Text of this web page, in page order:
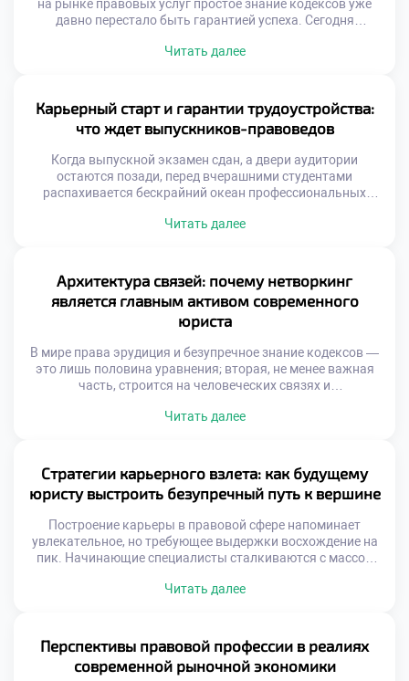
на рынке правовых услуг простое знание кодексов уже
давно перестало быть гарантией успеха. Сегодня
создатель собственной уникальной идентичности,
становится тем самым надежным фундаментом, с
которого начинается построение сильного […]
Читать далее
Карьерный старт и гарантии трудоустройства:
что ждет выпускников-правоведов
Когда выпускной экзамен сдан, а двери аудитории
остаются позади, перед вчерашними студентами
распахивается бескрайний океан профессиональных
легкая тревога: как найти свое место в сложной правовой
план выходят реальные гарантии трудоустройства, ведь
качественное обучение в […]
Читать далее
Архитектура связей: почему нетворкинг
является главным активом современного
юриста
В мире права эрудиция и безупречное знание кодексов —
это лишь половина уравнения; вторая, не менее важная
часть, строится на человеческих связях и
это не статичный список контактов в смартфоне, а
Именно поэтому качественное обучение в московском
техникуме закладывает первые […]
Читать далее
Стратегии карьерного взлета: как будущему
юристу выстроить безупречный путь к вершине
Построение карьеры в правовой сфере напоминает
увлекательное, но требующее выдержки восхождение на
пик. Начинающие специалисты сталкиваются с массой
выстраивания надежной сети профессиональных
фундаментом, который позволяет студентам не просто
усваивать теорию, а с первых курсов закладывать
алгоритмы своего […]
Читать далее
Перспективы правовой профессии в реалиях
современной рыночной экономики